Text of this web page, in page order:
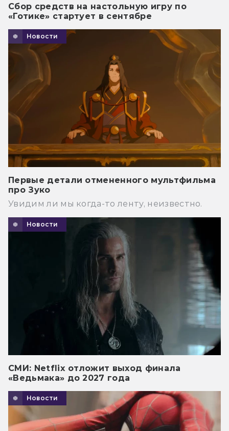
Сбор средств на настольную игру по
«Готике» стартует в сентябре
Новости
Первые детали отмененного мультфильма
про Зуко
Увидим ли мы когда-то ленту, неизвестно.
Новости
СМИ: Netflix отложит выход финала
«Ведьмака» до 2027 года
Новости